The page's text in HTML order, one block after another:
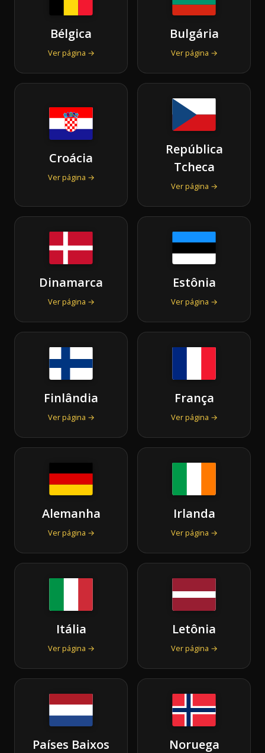
Bélgica
Ver página →
Bulgária
Ver página →
Croácia
Ver página →
República
Tcheca
Ver página →
Dinamarca
Ver página →
Estônia
Ver página →
Finlândia
Ver página →
França
Ver página →
Alemanha
Ver página →
Irlanda
Ver página →
Itália
Ver página →
Letônia
Ver página →
Países Baixos Noruega